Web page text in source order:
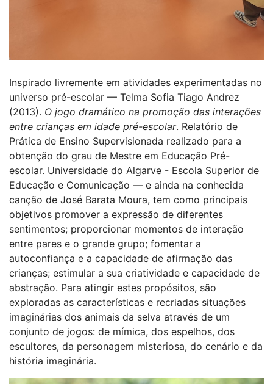
Inspirado livremente em atividades experimentadas no
universo pré-escolar — Telma Sofia Tiago Andrez
(2013). O jogo dramático na promoção das interações
entre crianças em idade pré-escolar. Relatório de
Prática de Ensino Supervisionada realizado para a
obtenção do grau de Mestre em Educação Pré-
escolar. Universidade do Algarve - Escola Superior de
Educação e Comunicação — e ainda na conhecida
canção de José Barata Moura, tem como principais
objetivos promover a expressão de diferentes
sentimentos; proporcionar momentos de interação
entre pares e o grande grupo; fomentar a
autoconfiança e a capacidade de afirmação das
crianças; estimular a sua criatividade e capacidade de
abstração. Para atingir estes propósitos, são
exploradas as características e recriadas situações
imaginárias dos animais da selva através de um
conjunto de jogos: de mímica, dos espelhos, dos
escultores, da personagem misteriosa, do cenário e da
história imaginária.